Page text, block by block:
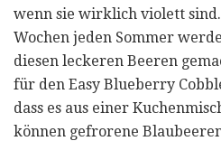
wenn sie wirklich violett sind.
Wochen jeden Sommer
diesen leckeren Beeren
für den Easy Blueberry
dass es aus einer
können gefrorene